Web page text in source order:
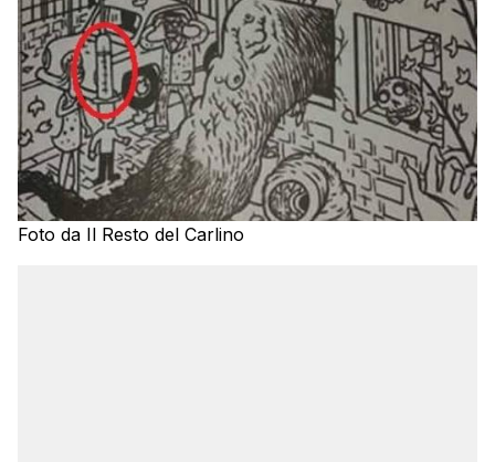
Foto da Il Resto del Carlino